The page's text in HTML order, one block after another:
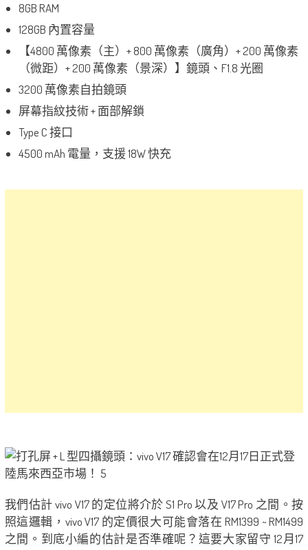
8GB RAM
128GB 內置容量
【4800 萬像素（主）+ 800 萬像素（廣角）+ 200 萬像素
（微距）+ 200 萬像素（景深）】鏡頭、F1.8 光圈
3200 萬像素自拍鏡頭
屏幕指紋技術 + 面部解鎖
Type C 接口
4500 mAh 電量，支援 18W 快充
我們估計 vivo V17 的定位將介於 S1 Pro 以及 V17 Pro 之間。按
照這邏輯，vivo V17 的定價很大可能會落在 RM1399 ~ RM1499
之間。到底小編的估計是否準確呢？這要大家留守 12月17